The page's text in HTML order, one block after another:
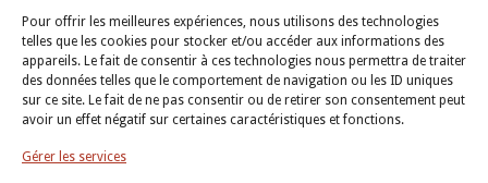
Pour offrir les meilleures expériences, nous utilisons des technologies
telles que les cookies pour stocker et/ou accéder aux informations des
appareils. Le fait de consentir à ces technologies nous permettra de traiter
des données telles que le comportement de navigation ou les ID uniques
sur ce site. Le fait de ne pas consentir ou de retirer son consentement peut
avoir un effet négatif sur certaines caractéristiques et fonctions.
Gérer les services